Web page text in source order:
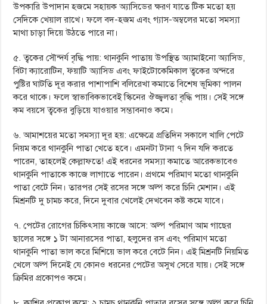
উপকারি উপাদান হজমে সহায়ক অ্যাসিডের ক্ষরণ যাতে টিক মতো হয়
সেদিকে খেয়াল রাখে। ফলে বদ-হজম এবং গ্যাস-অম্বলের মতো সমস্যা
মাথা চাড়া দিয়ে উঠতে পারে না।
৫. ত্বকের সৌন্দর্য বৃদ্ধি পায়: থানকুনি পাতায় উপস্থিত অ্যামাইনো অ্যাসিড,
বিটা ক্যারোটিন, ফ্য়াটি অ্যাসিড এবং ফাইটোকেমিকাল ত্বকের অন্দরে
পুষ্টির ঘাটতি দূর করার পাশাপাশি বলিরেখা কমাতে বিশেষ ভূমিকা পালন
করে থাকে। ফলে স্বাভাবিকভাবেই স্কিনের ঔজ্জ্বলতা বৃদ্ধি পায়। সেই সঙ্গে
কম বয়সে ত্বকের বুড়িয়ে যাওয়ার সম্ভাবনাও কমে।
৬. আমাশয়ের মতো সমস্যা দূর হয়: এক্ষেত্রে প্রতিদিন সকালে খালি পেটে
নিয়ম করে থানকুনি পাতা খেতে হবে। এমনটা টানা ৭ দিন যদি করতে
পারেন, তাহলেই কেল্লাফতে! এই ধরনের সমস্যা কমাতে আরেকভাবেও
থানকুনি পাতাকে কাজে লাগাতে পারেন। প্রথমে পরিমাণ মতো থানকুনি
পাতা বেটে নিন। তারপর সেই রসের সঙ্গে অল্প করে চিনি মেশান। এই
মিশ্রনটি দু চামচ করে, দিনে দুবার খেলেই দেখবেন কষ্ট কমে যাবে।
৭. পেটের রোগের চিকিৎসায় কাজে আসে: অল্প পরিমাণ আম গাছের
ছালের সঙ্গে ১ টা আনারসের পাতা, হলুদের রস এবং পরিমাণ মতো
থানকুনি পাতা ভাল করে মিশিয়ে ভাল করে বেটে নিন। এই মিশ্রনটি নিয়মিত
খেলে অল্প দিনেই যে কোনও ধরনের পেটের অসুখ সেরে যায়। সেই সঙ্গে
ক্রিমির প্রকোপও কমে।